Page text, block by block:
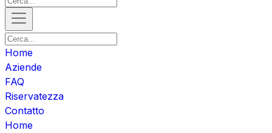
Home
Aziende
FAQ
Riservatezza
Contatto
Home